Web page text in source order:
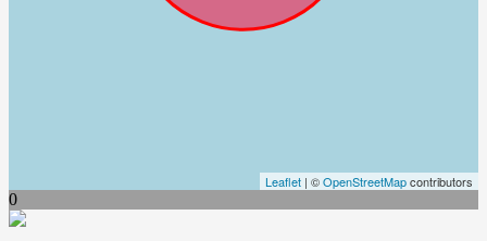
Leaflet | ©OpenStreetMapcontributors
0